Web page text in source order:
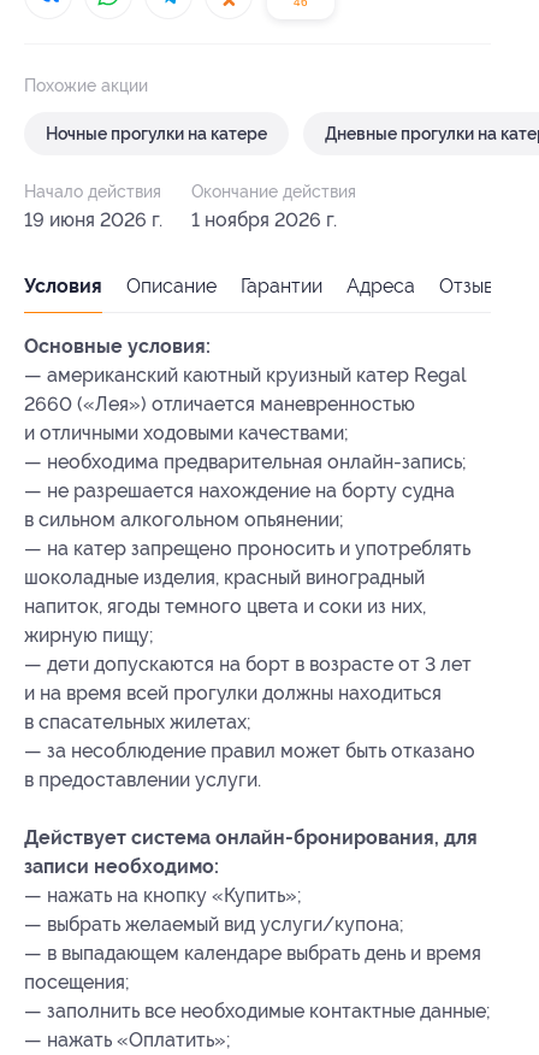
Похожие акции
Ночные прогулки на катере Дневные прогулки на
Начало действия
19 июня 2026 г.
Окончание действия
1 ноября 2026 г.
Условия Описание Гарантии Адреса Отзывы
Основные условия:
— американский каютный круизный катер Regal
2660 («Лея») отличается маневренностью
и отличными ходовыми качествами;
— необходима предварительная онлайн-запись;
— не разрешается нахождение на борту судна
в сильном алкогольном опьянении;
— на катер запрещено проносить и употреблять
шоколадные изделия, красный виноградный
напиток, ягоды темного цвета и соки из них,
жирную пищу;
— дети допускаются на борт в возрасте от 3 лет
и на время всей прогулки должны находиться
в спасательных жилетах;
— за несоблюдение правил может быть отказано
в предоставлении услуги.
Действует система онлайн-бронирования, для
записи необходимо:
— нажать на кнопку «Купить»;
— выбрать желаемый вид услуги/купона;
— в выпадающем календаре выбрать день и время
посещения;
— заполнить все необходимые контактные данные;
— нажать «Оплатить»;